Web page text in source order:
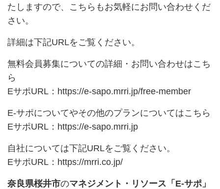
たしますので、こちらもお気軽にお問い合わせくだ
さい。
詳細は下記URLをご覧ください。
無料会員募集についての詳細・お問い合わせはこち
ら
EサポURL： https://e-sapo.mrri.jp/free-member
E-サポについてやその他のプランについてはこちら
EサポURL： https://e-sapo.mrri.jp
自社については下記URLをご覧ください。
EサポURL： https://mrri.co.jp/
奈良県桜井市のマネジメント・リソース「E-サポ」